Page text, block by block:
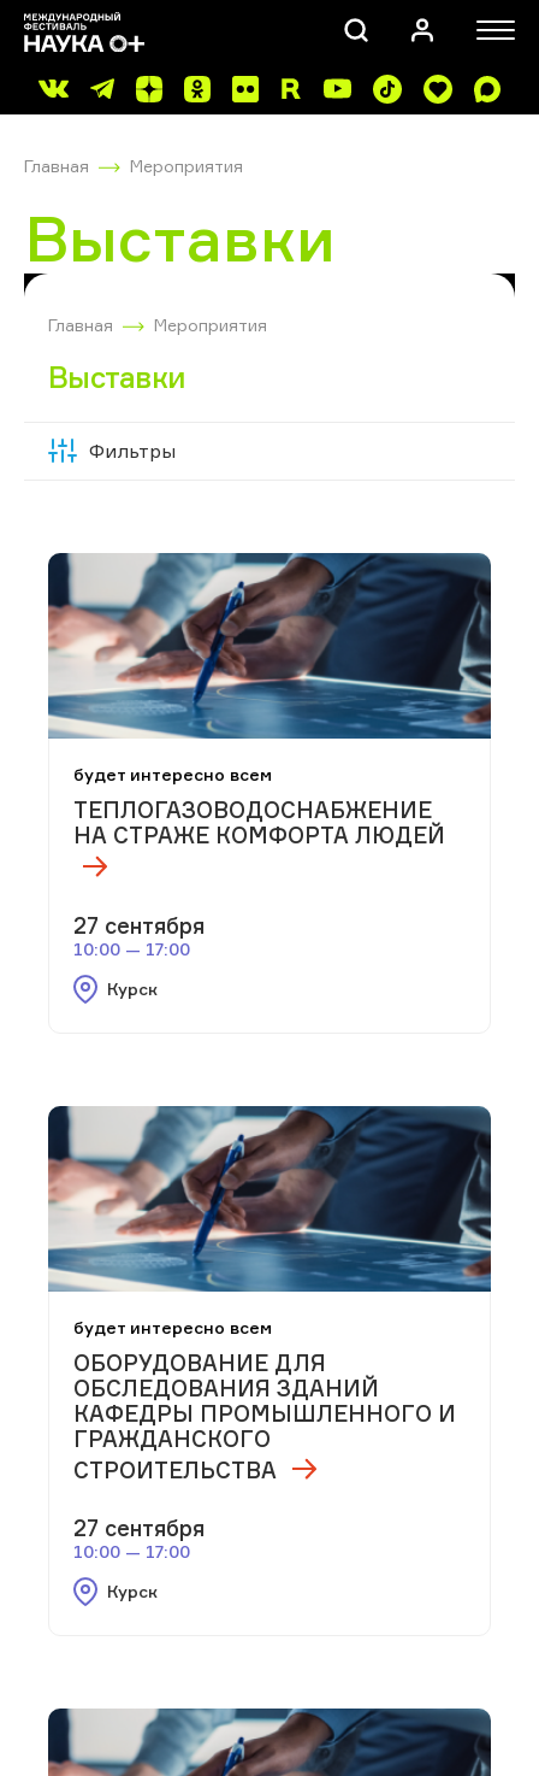
Главная Мероприятия
Выставки
Главная Мероприятия
Выставки
Фильтры
будет интересно всем
ТЕПЛОГАЗОВОДОСНАБЖЕНИЕ
НА СТРАЖЕ КОМФОРТА ЛЮДЕЙ
27 сентября
10:00 — 17:00
Курск
будет интересно всем
ОБОРУДОВАНИЕ ДЛЯ
ОБСЛЕДОВАНИЯ ЗДАНИЙ
КАФЕДРЫ ПРОМЫШЛЕННОГО И
ГРАЖДАНСКОГО
СТРОИТЕЛЬСТВА
27 сентября
10:00 — 17:00
Курск